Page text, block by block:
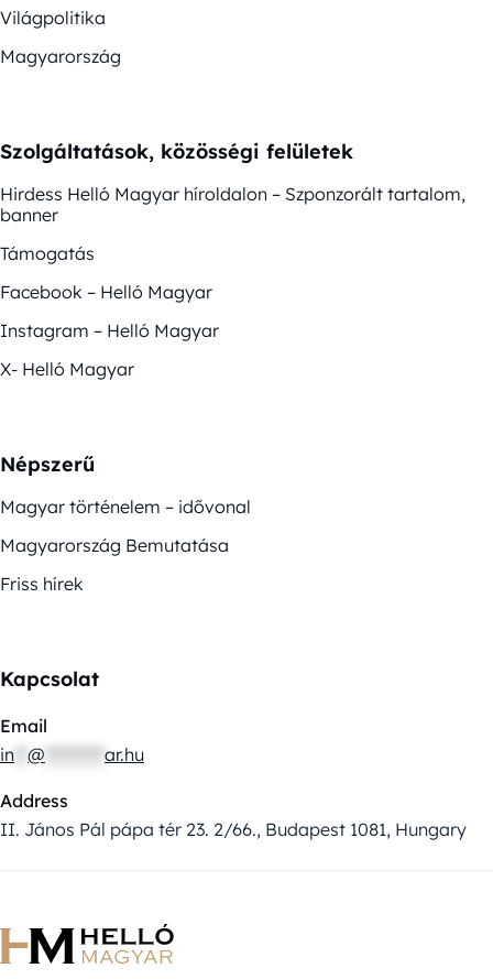
Világpolitika
Magyarország
Szolgáltatások, közösségi felületek
Hirdess Helló Magyar híroldalon – Szponzorált tartalom,
banner
Támogatás
Facebook – Helló Magyar
Instagram – Helló Magyar
X- Helló Magyar
Népszerű
Magyar történelem – idővonal
Magyarország Bemutatása
Friss hírek
Kapcsolat
Email
in @ ar.hu
Address
II. János Pál pápa tér 23. 2/66., Budapest 1081, Hungary